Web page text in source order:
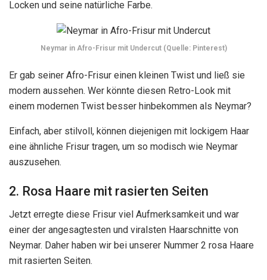
Locken und seine natürliche Farbe.
Neymar in Afro-Frisur mit Undercut (Quelle: Pinterest)
Er gab seiner Afro-Frisur einen kleinen Twist und ließ sie
modern aussehen. Wer könnte diesen Retro-Look mit
einem modernen Twist besser hinbekommen als Neymar?
Einfach, aber stilvoll, können diejenigen mit lockigem Haar
eine ähnliche Frisur tragen, um so modisch wie Neymar
auszusehen.
2. Rosa Haare mit rasierten Seiten
Jetzt erregte diese Frisur viel Aufmerksamkeit und war
einer der angesagtesten und viralsten Haarschnitte von
Neymar. Daher haben wir bei unserer Nummer 2 rosa Haare
mit rasierten Seiten.